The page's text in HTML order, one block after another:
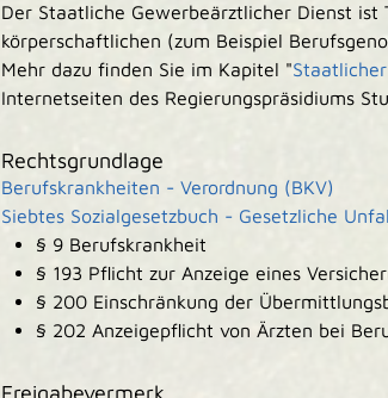
Der Staatliche Gewerbeärztlicher Dienst
körperschaftlichen (zum Beispiel
Mehr dazu finden Sie im Kapitel "
Internetseiten des Regierungspräsidiums
Rechtsgrundlage
Berufskrankheiten - Verordnung (BKV)
Siebtes Sozialgesetzbuch - Gesetzliche
§ 9 Berufskrankheit
§ 193 Pflicht zur Anzeige eines
§ 200 Einschränkung der
§ 202 Anzeigepflicht von Ärzten bei
Freigabevermerk